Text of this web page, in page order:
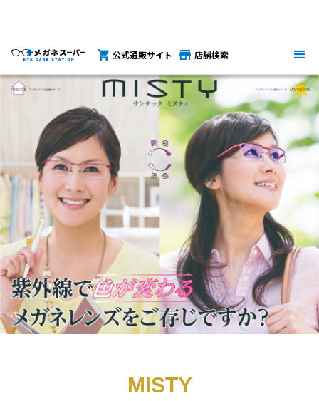
公式通販サイト 店舗検索
MISTY